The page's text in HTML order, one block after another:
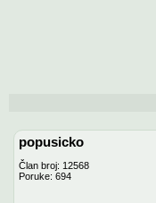
popusicko
Član broj: 12568
Poruke: 694